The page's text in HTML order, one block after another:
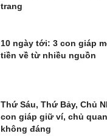
trang
10 ngày tới: 3 con giáp
tiền về từ nhiều nguồn
Thứ Sáu, Thứ Bảy, Chủ
con giáp giữ ví, chủ
không đáng